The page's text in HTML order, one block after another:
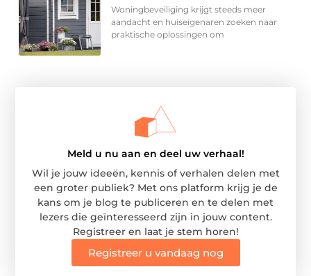
Woningbeveiliging krijgt steeds meer
aandacht en huiseigenaren zoeken naar
praktische oplossingen om
Meld u nu aan en deel uw verhaal!
Wil je jouw ideeën, kennis of verhalen delen met
een groter publiek? Met ons platform krijg je de
kans om je blog te publiceren en te delen met
lezers die geïnteresseerd zijn in jouw content.
Registreer en laat je stem horen!
Registreer u vandaag nog